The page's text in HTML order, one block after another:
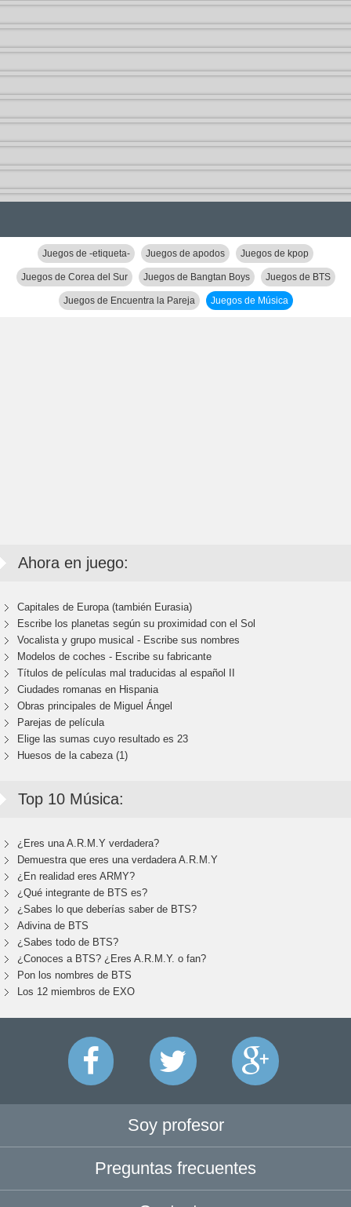
Juegos de -etiqueta- Juegos de apodos Juegos de kpop
Juegos de Corea del Sur Juegos de Bangtan Boys Juegos de BTS
Juegos de Encuentra la Pareja Juegos de Música
Ahora en juego:
Capitales de Europa (también Eurasia)
Escribe los planetas según su proximidad con el Sol
Vocalista y grupo musical - Escribe sus nombres
Modelos de coches - Escribe su fabricante
Títulos de películas mal traducidas al español II
Ciudades romanas en Hispania
Obras principales de Miguel Ángel
Parejas de película
Elige las sumas cuyo resultado es 23
Huesos de la cabeza (1)
Top 10 Música:
¿Eres una A.R.M.Y verdadera?
Demuestra que eres una verdadera A.R.M.Y
¿En realidad eres ARMY?
¿Qué integrante de BTS es?
¿Sabes lo que deberías saber de BTS?
Adivina de BTS
¿Sabes todo de BTS?
¿Conoces a BTS? ¿Eres A.R.M.Y. o fan?
Pon los nombres de BTS
Los 12 miembros de EXO
Soy profesor
Preguntas frecuentes